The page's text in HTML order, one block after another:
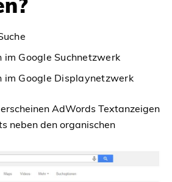
Google Suchnetzwerk
im Google Displaynetzwerk
AdWords Textanzeigen
neben den organischen